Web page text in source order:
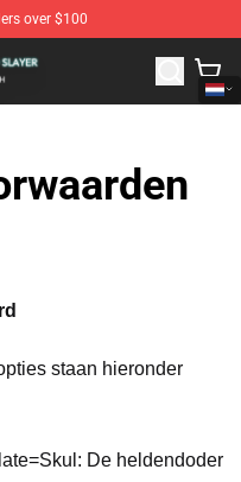
over $100
Official Skul: The Hero
staan hieronder
Skul: De heldendoder